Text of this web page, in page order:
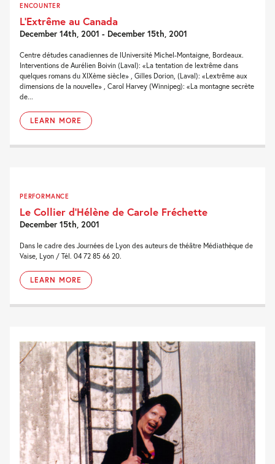
ENCOUNTER
L’Extrême au Canada
December 14th, 2001 - December 15th, 2001
Centre détudes canadiennes de lUniversité Michel-Montaigne, Bordeaux.
Interventions de Aurélien Boivin (Laval): «La tentation de lextrême dans
quelques romans du XIXème siècle» , Gilles Dorion, (Laval): «Lextrême aux
dimensions de la nouvelle» , Carol Harvey (Winnipeg): «La montagne secrète
de...
LEARN MORE
PERFORMANCE
Le Collier d’Hélène de Carole Fréchette
December 15th, 2001
Dans le cadre des Journées de Lyon des auteurs de théâtre Médiathèque de
Vaise, Lyon / Tél. 04 72 85 66 20.
LEARN MORE